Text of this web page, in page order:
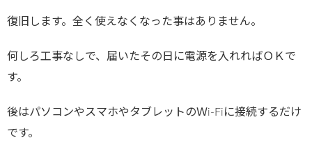
復旧します。全く使えなくなった事はありません。
何しろ工事なしで、届いたその日に電源を入れればＯＫで
す。
後はパソコンやスマホやタブレットのＷi-Fiに接続するだけ
です。